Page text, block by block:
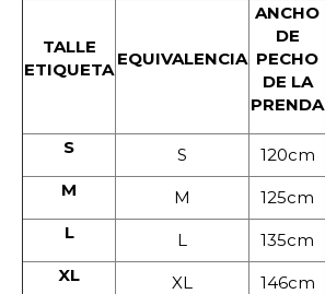
TALLE
ETIQUETA
EQUIVALENCIA
ANCHO
DE
PECHO
DE LA
PRENDA
S S 120cm
M
M 125cm
L
L 135cm
XL
XL 146cm